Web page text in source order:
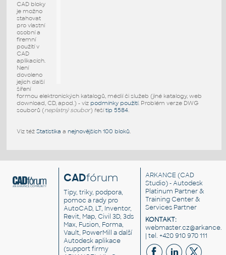
CAD bloky
je možno
stahovat
pro vlastní
osobní a
firemní
použití v
CAD
aplikacích.
Není
dovoleno
jejich další
šíření
formou elektronických katalogů, médií či služeb (jiné katalogy, web
download, CD, apod.) - viz podmínky použití. Problém verze DWG
souborů (neplatný soubor) řešítip 5584.
Viz též Statistika a nejnovějších 100 bloků.
CADfórum
Tipy, triky, podpora,
pomoc a rady pro
AutoCAD, LT, Inventor,
Revit, Map, Civil 3D, 3ds
Max, Fusion, Forma,
Vault, PowerMill a další
Autodesk aplikace
(support firmy
ARKANCE (CAD
Studio) - Autodesk
Platinum Partner &
Training Center &
Services Partner
KONTAKT:
| tel. +420 910 970 111